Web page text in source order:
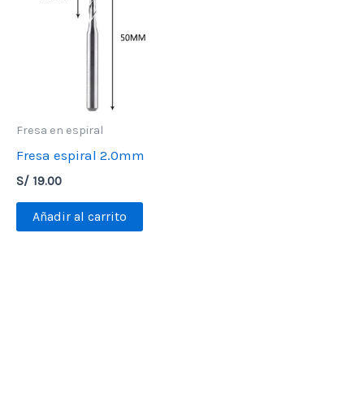
Fresa en espiral
Fresa espiral 2.0mm
S/ 19.00
Añadir al carrito